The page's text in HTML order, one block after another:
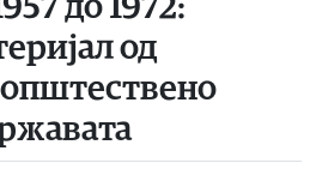
до 1972:
од